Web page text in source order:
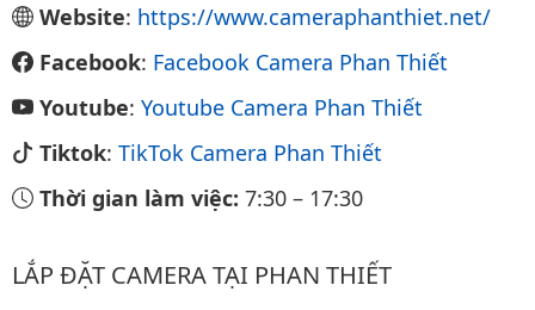
Website: https://www.cameraphanthiet.net/
Facebook: Facebook Camera Phan Thiết
Youtube: Youtube Camera Phan Thiết
Tiktok: TikTok Camera Phan Thiết
Thời gian làm việc: 7:30 – 17:30
LẮP ĐẶT CAMERA TẠI PHAN THIẾT